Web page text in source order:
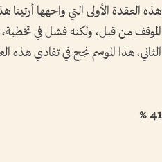
هذه العقدة الأولى التي واجهها أرتيتا
الموقف من قبل، ولكنه فشل في تخطية،
الثاني، هذا الموسم نجح في تفادي هذه
41 %